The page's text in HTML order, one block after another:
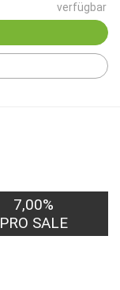
verfügbar
7,00%
PRO SALE